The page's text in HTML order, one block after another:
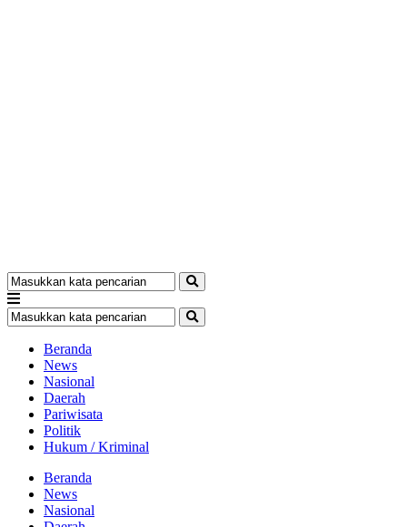
Beranda
News
Nasional
Daerah
Pariwisata
Politik
Hukum / Kriminal
Beranda
News
Nasional